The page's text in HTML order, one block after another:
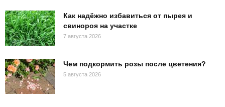
Как надёжно избавиться от пырея и
свинороя на участке
7 августа 2026
Чем подкормить розы после цветения?
5 августа 2026